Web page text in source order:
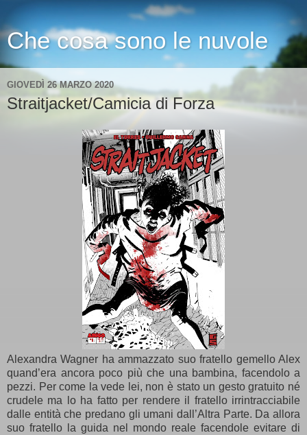
Che cosa sono le nuvole
GIOVEDÌ 26 MARZO 2020
Straitjacket/Camicia di Forza
Alexandra Wagner ha ammazzato suo fratello gemello Alex
quand’era ancora poco più che una bambina, facendolo a
pezzi. Per come la vede lei, non è stato un gesto gratuito né
crudele ma lo ha fatto per rendere il fratello irrintracciabile
dalle entità che predano gli umani dall’Altra Parte. Da allora
suo fratello la guida nel mondo reale facendole evitare di